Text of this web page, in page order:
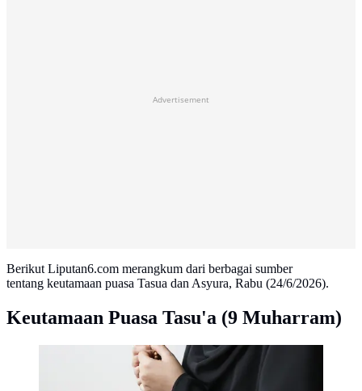
Advertisement
Berikut Liputan6.com merangkum dari berbagai sumber
tentang keutamaan puasa Tasua dan Asyura, Rabu (24/6/2026).
Keutamaan Puasa Tasu'a (9 Muharram)
Ilustrasi Membaca Doa Credit: freepik.com